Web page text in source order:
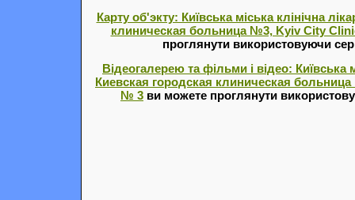
Карту об'экту: Київська міська клінічна
клиническая больница №3, Kyiv City
проглянути використовуючи
Відеогалерею та фільми і відео: Київська
Киевская городская клиническая
№ 3 ви можете проглянути